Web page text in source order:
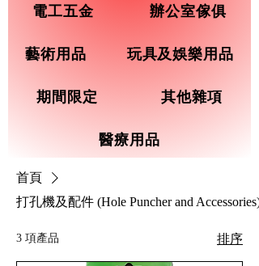
電工五金 辦公室傢俱
藝術用品 玩具及娛樂用品
期間限定 其他雜項
醫療用品
首頁
打孔機及配件 (Hole Puncher and Accessories)
3 項產品 排序